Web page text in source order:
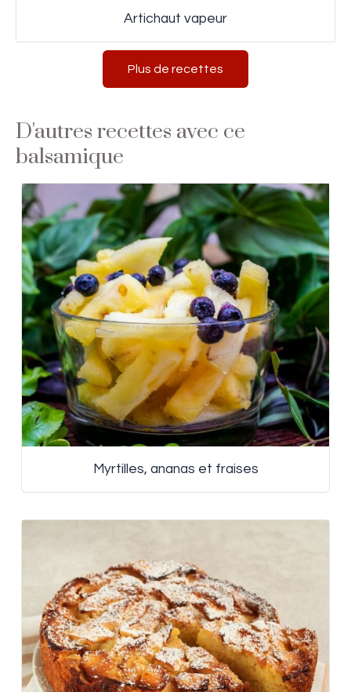
Artichaut vapeur
Plus de recettes
D'autres recettes avec ce
balsamique
Myrtilles, ananas et fraises